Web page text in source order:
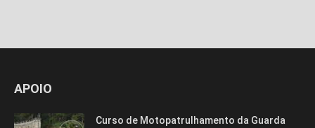
APOIO
Curso de Motopatrulhamento da Guarda